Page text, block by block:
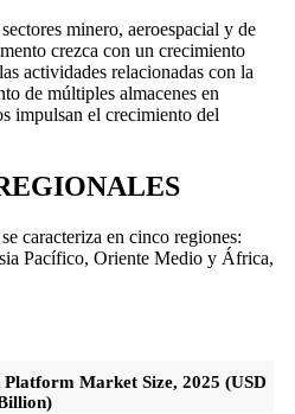
minero, aeroespacial y de
crezca con un crecimiento
actividades relacionadas con la
de múltiples almacenes en
impulsan el crecimiento del
caracteriza en cinco regiones:
Pacífico, Oriente Medio y África,
Market Size, 2025 (USD